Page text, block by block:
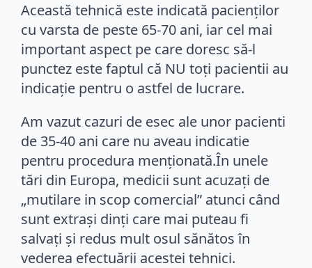
Această tehnică este indicată pacienților
cu varsta de peste 65-70 ani, iar cel mai
important aspect pe care doresc să-l
punctez este faptul că NU toți pacientii au
indicație pentru o astfel de lucrare.
Am vazut cazuri de esec ale unor pacienti
de 35-40 ani care nu aveau indicatie
pentru procedura menționată.În unele
tări din Europa, medicii sunt acuzați de
„mutilare in scop comercial” atunci când
sunt extrași dinți care mai puteau fi
salvați și redus mult osul sănătos în
vederea efectuării acestei tehnici.